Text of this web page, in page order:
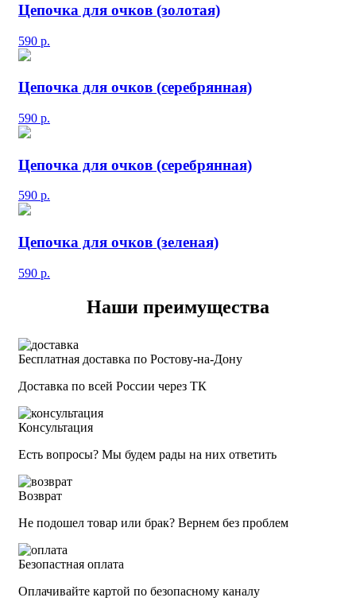
Цепочка для очков (золотая)
590 р.
Цепочка для очков (серебрянная)
590 р.
Цепочка для очков (серебрянная)
590 р.
Цепочка для очков (зеленая)
590 р.
Наши преимущества
Бесплатная доставка по Ростову-на-Дону
Доставка по всей России через ТК
Консультация
Есть вопросы? Мы будем рады на них ответить
Возврат
Не подошел товар или брак? Вернем без проблем
Безопастная оплата
Оплачивайте картой по безопасному каналу